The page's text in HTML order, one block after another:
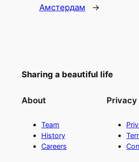
Амстердам
→
Sharing a beautiful life
About
Team
History
Careers
Privacy